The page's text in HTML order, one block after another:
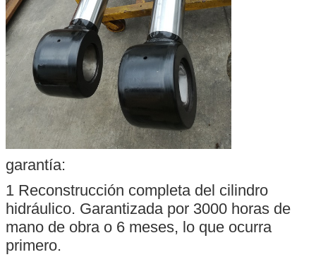
garantía:
1 Reconstrucción completa del cilindro
hidráulico. Garantizada por 3000 horas de
mano de obra o 6 meses, lo que ocurra
primero.